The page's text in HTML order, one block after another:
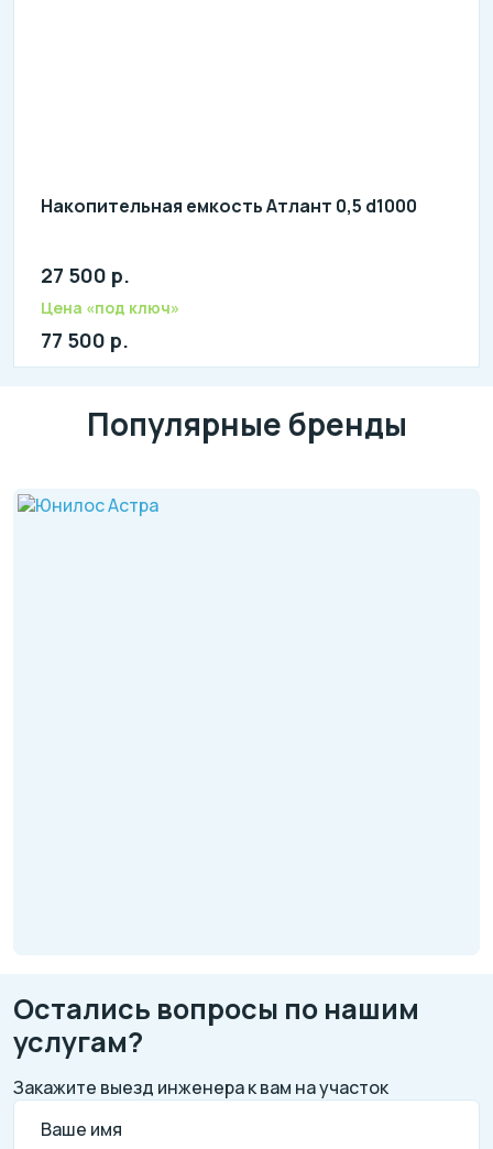
Накопительная емкость Атлант 0,5 d1000
Количество человек: 2-3
27 500 р.
Цена «под ключ»
77 500 р.
Популярные бренды
Остались вопросы по нашим
услугам?
Закажите выезд инженера к вам на участок
Ваше имя